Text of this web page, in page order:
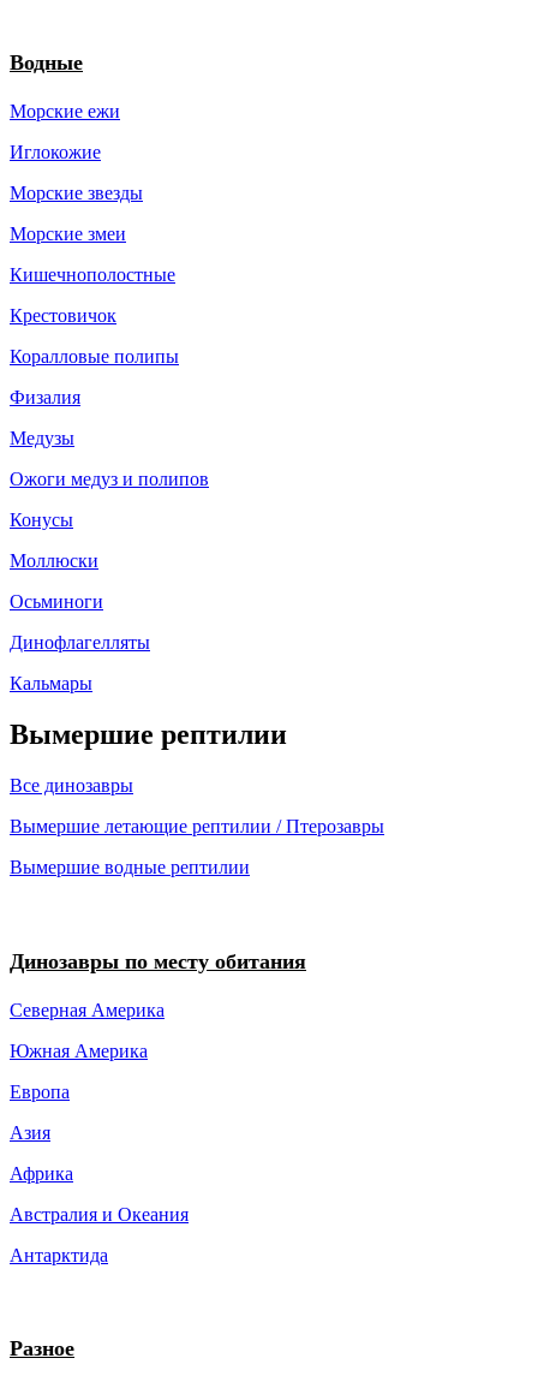
Водные
Морские ежи
Иглокожие
Морские звезды
Морские змеи
Кишечнополостные
Крестовичок
Коралловые полипы
Физалия
Медузы
Ожоги медуз и полипов
Конусы
Моллюски
Осьминоги
Динофлагелляты
Кальмары
Вымершие рептилии
Все динозавры
Вымершие летающие рептилии / Птерозавры
Вымершие водные рептилии
Динозавры по месту обитания
Северная Америка
Южная Америка
Европа
Азия
Африка
Австралия и Океания
Антарктида
Разное